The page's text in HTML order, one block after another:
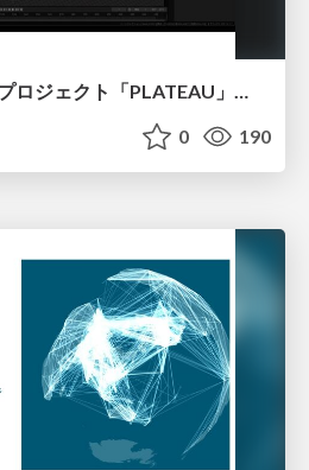
日本全国の都市3D化プロジェクト「PLATEAU」の紹介
0 190